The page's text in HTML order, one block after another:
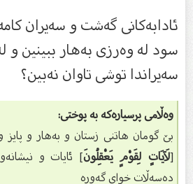
ئادابەکانى گەشت و سەیران
سود لە وەرزى بەهار ببینین و
سەیراندا توشى تاوان نەبین؟
وەڵامی پرسیارەکە بە پوختی:
بێ گومان هاتنی زستان و بەهار و پایز
لَآيَاتٍ لِقَوْمٍ يَعْقِلُونَ] ئایات و نیشانەو
دەسەڵات خوای گەورە